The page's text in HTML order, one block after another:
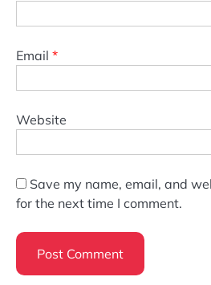
Email *
Website
Save my name, email, and
for the next time I comment.